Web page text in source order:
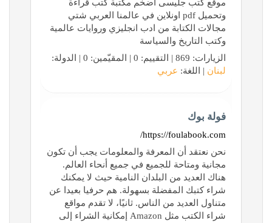
موقع كتب جليسى أضخم مكتبة كتب قراءة
وتحميل pdf اونلاين في عالمنا العربي شتي
مجالات الكتابة من ادب انجليزي وروايات عالمية
وكتب التاريخ والسياسة
الزيارات: 869 | التقييم: 0 | المقيّمين: 0 | الدولة:
لبنان | اللغة: عربي
فولة بوك
https://foulabook.com/
نحن نعتقد أن المعرفة والمعلومات يجب أن تكون
مجانية ومتاحة للجميع في جميع أنحاء العالم.
هناك العديد من البلدان النامية حيث لا يمكنك
شراء كتبك المفضلة بسهولة. هم حرفيا بعيدا عن
متناول العديد من الناس. ثانيًا، لا تقدم مواقع
شراء الكتب مثل Amazon إمكانية الشراء إلى